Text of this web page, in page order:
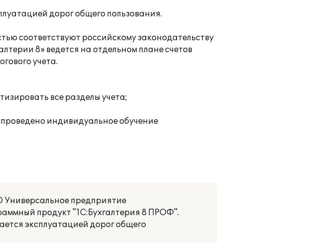
дорог общего пользования.
соответствуют российскому законодательству
8» ведется на отдельном плане счетов
учета.
все разделы учета;
индивидуальное обучение
предприятие
продукт "1С:Бухгалтерия 8 ПРОФ".
эксплуатацией дорог общего